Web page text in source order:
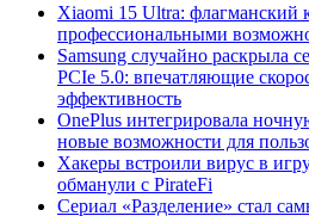
Xiaomi 15 Ultra: флагманский
профессиональными
Samsung случайно раскрыла
PCIe 5.0: впечатляющие
эффективность
OnePlus интегрировала
новые возможности для
Хакеры встроили вирус в
обманули с PirateFi
Сериал «Разделение» стал